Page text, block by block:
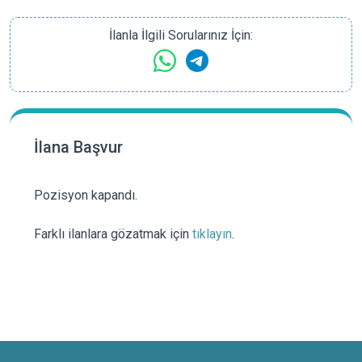
İlanla İlgili Sorularınız İçin:
İlana Başvur
Pozisyon kapandı.
Farklı ilanlara gözatmak için tıklayın.